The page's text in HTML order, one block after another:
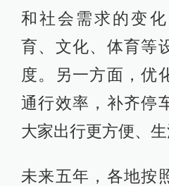
和社会需求的变
育、文化、体育等
度。另一方面，优
通行效率，补齐停
大家出行更方便、生
未来五年，各地按